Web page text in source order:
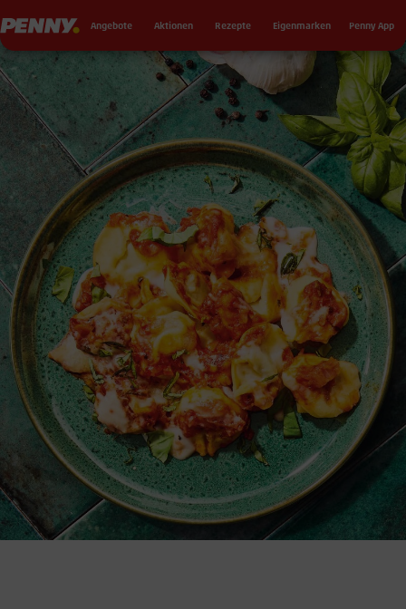
Penny Angebote Aktionen Rezepte Eigenmarken Penny App